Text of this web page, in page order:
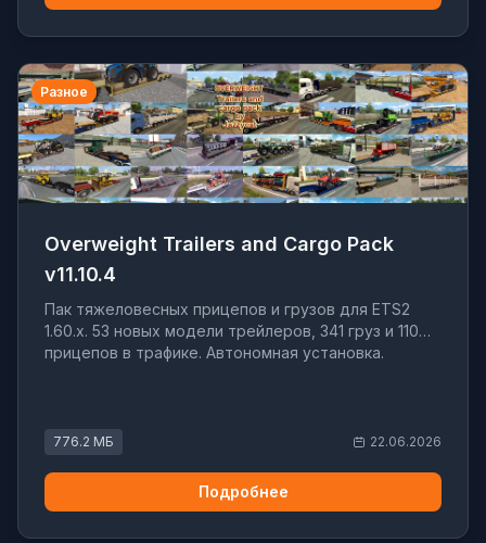
Разное
Overweight Trailers and Cargo Pack
v11.10.4
Пак тяжеловесных прицепов и грузов для ETS2
1.60.x. 53 новых модели трейлеров, 341 груз и 110
прицепов в трафике. Автономная установка.
776.2 МБ 22.06.2026
Подробнее